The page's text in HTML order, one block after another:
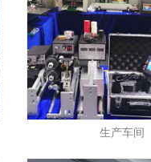
生产车间